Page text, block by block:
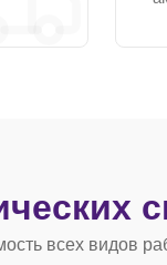
всех видов